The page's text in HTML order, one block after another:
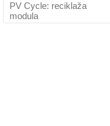
PV Cycle: reciklaža
modula